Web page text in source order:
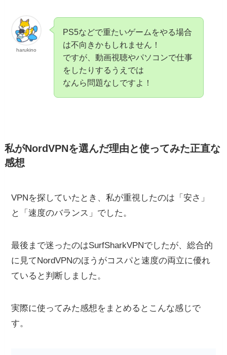
harukino
PS5などで重たいゲームをやる場合
は不向きかもしれません！
ですが、動画視聴やパソコンで仕事
をしたりするうえでは
なんら問題なしですよ！
私がNordVPNを選んだ理由と使ってみた正直な
感想
VPNを探していたとき、私が重視したのは「安さ」
と「速度のバランス」でした。
最後まで迷ったのはSurfSharkVPNでしたが、総合的
に見てNordVPNのほうがコスパと速度の両立に優れ
ていると判断しました。
実際に使ってみた感想をまとめるとこんな感じで
す。